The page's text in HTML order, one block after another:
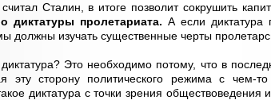
Сталин, в итоге позволит сокрушить
диктатуры пролетариата. А если диктатура
должны изучать существенные черты
Это необходимо потому, что в
эту сторону политического режима с чем-
диктатура с точки зрения обществоведения